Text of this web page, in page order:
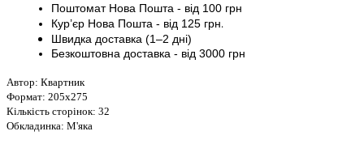
ПоштоматНова Пошта - від 100 грн
Кур’єр Нова Пошта - від 125 грн.
Швидка доставка (1–2 дні)
Безкоштовна доставка - від 3000 грн
Автор: Квартник
Формат: 205х275
Кількість сторінок: 32
Обкладинка: М'яка